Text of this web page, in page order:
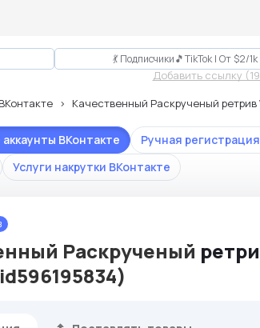
💃 Подписчики🎵TikTok | От $2/
Добавить ссылку
Качественный Раскрученый
ВКонтакте Ручная
Услуги накрутки ВКонтакте
Раскрученый